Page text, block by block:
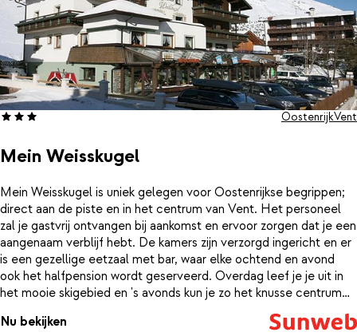
Mein Weisskugel
OostenrijkVent
Mein Weisskugel is uniek gelegen voor Oostenrijkse begrippen;
direct aan de piste en in het centrum van Vent. Het personeel
zal je gastvrij ontvangen bij aankomst en ervoor zorgen dat je een
aangenaam verblijf hebt. De kamers zijn verzorgd ingericht en er
is een gezellige eetzaal met bar, waar elke ochtend en avond
ook het halfpension wordt geserveerd. Overdag leef je je uit in
het mooie skigebied en 's avonds kun je zo het knusse centrum
van Vent inlopen. Ook leuk is om een keer de skibus naar Sölden
te nemen. Deze stopt voor de deur van het gasthof en brengt je
Nu bekijken